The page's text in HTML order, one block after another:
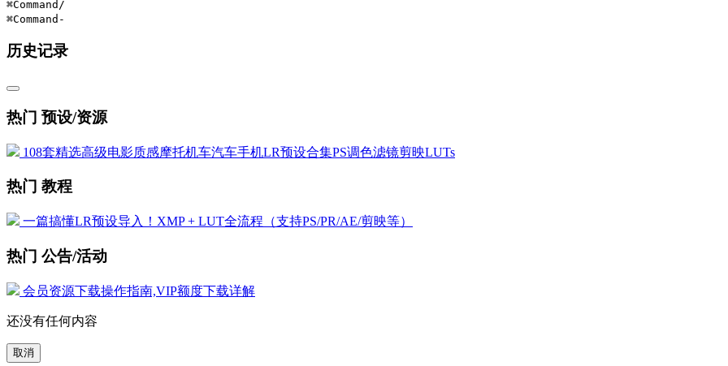
⌘Command /
⌘Command -
历史记录
热门 预设/资源
108套精选高级电影质感摩托机车汽车手机LR预设合集PS调色滤镜剪映LUTs
热门 教程
一篇搞懂LR预设导入！XMP + LUT全流程（支持PS/PR/AE/剪映等）
热门 公告/活动
会员资源下载操作指南,VIP额度下载详解
还没有任何内容
取消